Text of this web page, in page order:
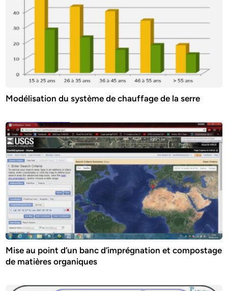
Modélisation du système de chauffage de la serre
Mise au point d’un banc d’imprégnation et compostage
de matières organiques